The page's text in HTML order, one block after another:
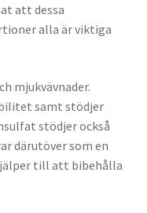
att dessa
alla är viktiga
mjukvävnader.
samt stödjer
stödjer också
därutöver som en
till att bibehålla